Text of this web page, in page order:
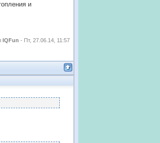
и
IQFun - Пт, 27.06.14, 11:57